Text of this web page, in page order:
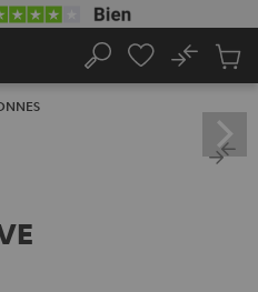
Rechercher
No
panier